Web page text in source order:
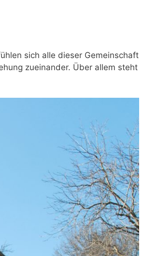
sich alle dieser Gemeinschaft
zueinander. Über allem steht